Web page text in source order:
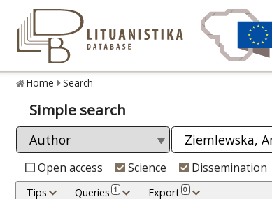
Home Search
Simple search
Open access Science Dissemination
Tips Queries 1 Export 0